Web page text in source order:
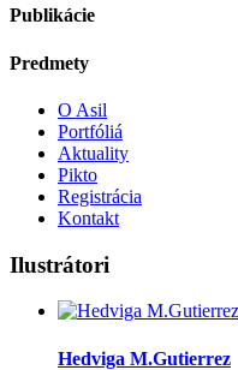
Publikácie
Predmety
O Asil
Portfóliá
Aktuality
Pikto
Registrácia
Kontakt
Ilustrátori
Hedviga M.Gutierrez